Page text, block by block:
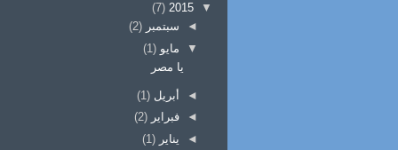
▼
2015
(7)
◄ سبتمبر (2)
▼ مايو (1)
يا مصر
◄ أبريل (1)
◄ فبراير (2)
◄ يناير (1)